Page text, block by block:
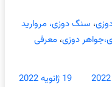
، سنگ دوزی، مروارید
دوزی،معرفی
19 ژانویه 2022